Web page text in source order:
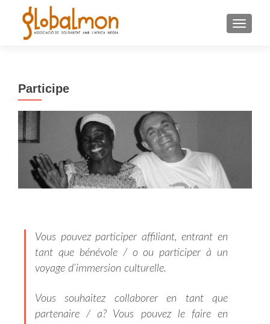
Participe
Vous pouvez participer affiliant, entrant en
tant que bénévole / o ou participer à un
voyage d’immersion culturelle.
Vous souhaitez collaborer en tant que
partenaire / a? Vous pouvez le faire en